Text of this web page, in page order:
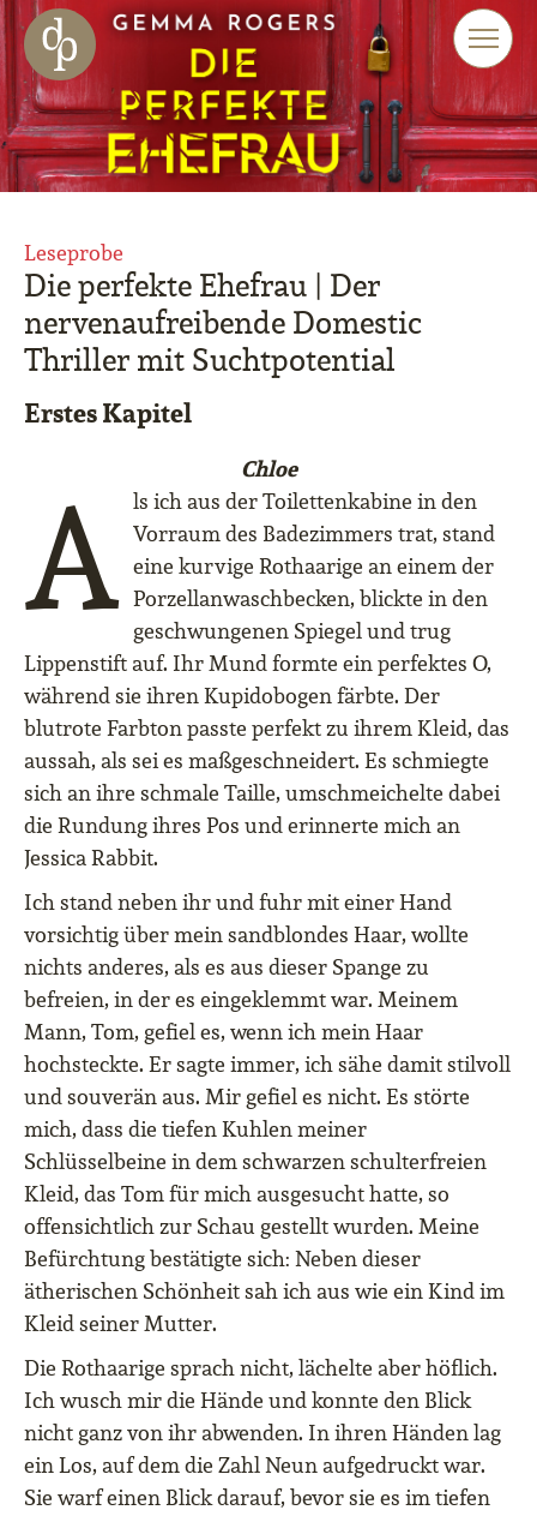
Zum Haupt-Inhalt springen
Zur Navigation springen
Zur Website-Suche springen
Leseprobe
Die perfekte Ehefrau | Der
nervenaufreibende Domestic
Thriller mit Suchtpotential
Erstes Kapitel
Chloe
A ls ich aus der Toilettenkabine in den
Vorraum des Badezimmers trat, stand
eine kurvige Rothaarige an einem der
Porzellanwaschbecken, blickte in den
geschwungenen Spiegel und trug
Lippenstift auf. Ihr Mund formte ein perfektes O,
während sie ihren Kupidobogen färbte. Der
blutrote Farbton passte perfekt zu ihrem Kleid, das
aussah, als sei es maßgeschneidert. Es schmiegte
sich an ihre schmale Taille, umschmeichelte dabei
die Rundung ihres Pos und erinnerte mich an
Jessica Rabbit.
Ich stand neben ihr und fuhr mit einer Hand
vorsichtig über mein sandblondes Haar, wollte
nichts anderes, als es aus dieser Spange zu
befreien, in der es eingeklemmt war. Meinem
Mann, Tom, gefiel es, wenn ich mein Haar
hochsteckte. Er sagte immer, ich sähe damit stilvoll
und souverän aus. Mir gefiel es nicht. Es störte
mich, dass die tiefen Kuhlen meiner
Schlüsselbeine in dem schwarzen schulterfreien
Kleid, das Tom für mich ausgesucht hatte, so
offensichtlich zur Schau gestellt wurden. Meine
Befürchtung bestätigte sich: Neben dieser
ätherischen Schönheit sah ich aus wie ein Kind im
Kleid seiner Mutter.
Die Rothaarige sprach nicht, lächelte aber höflich.
Ich wusch mir die Hände und konnte den Blick
nicht ganz von ihr abwenden. In ihren Händen lag
ein Los, auf dem die Zahl Neun aufgedruckt war.
Sie warf einen Blick darauf, bevor sie es im tiefen